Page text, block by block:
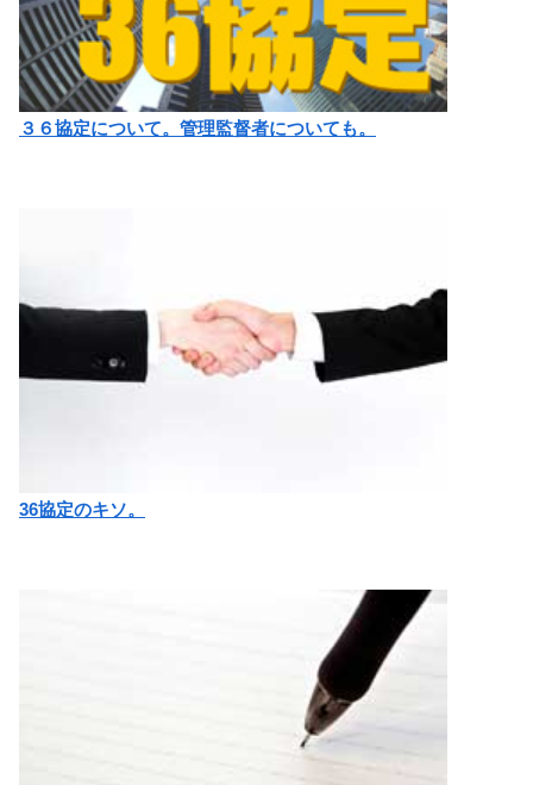
３６協定について。管理監督者についても。
36協定のキソ。